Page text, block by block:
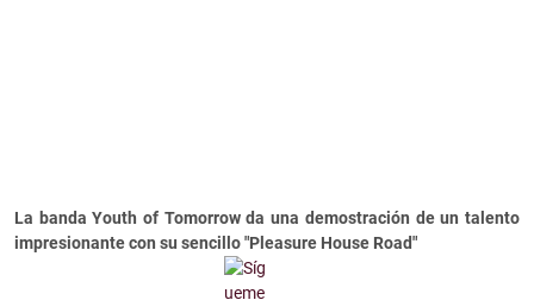
La banda Youth of Tomorrow da una demostración de un talento
impresionante con su sencillo "Pleasure House Road"